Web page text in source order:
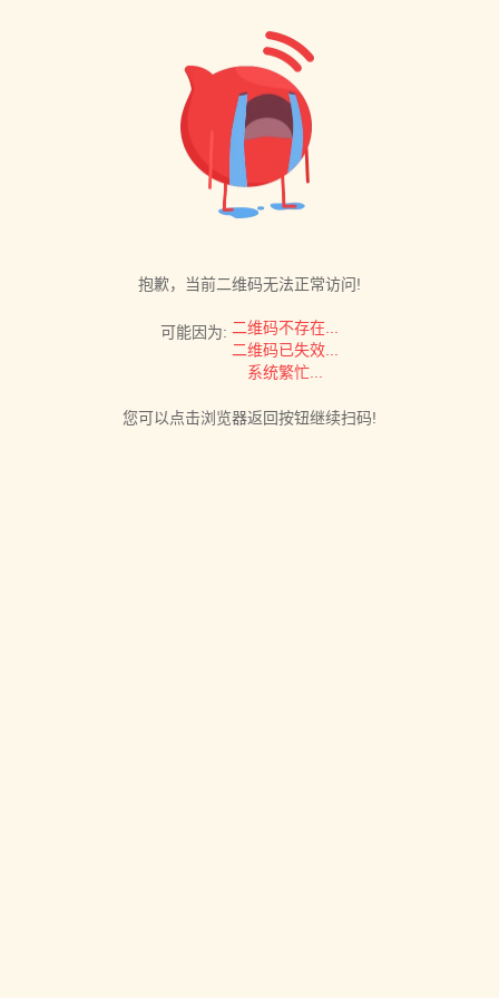
抱歉，当前二维码无法正常访问!
可能因为: 二维码不存在...
二维码已失效...
系统繁忙...
您可以点击浏览器返回按钮继续扫码!